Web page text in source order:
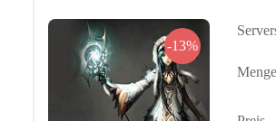
-13%
Menge